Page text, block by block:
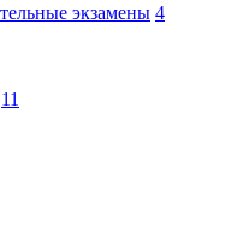
экзамены 4
11